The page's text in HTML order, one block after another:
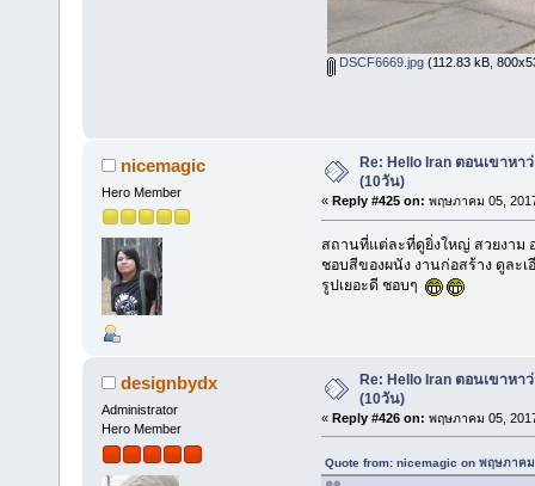
DSCF6669.jpg(112.83 kB,
nicemagic
Hero Member
Re: Hello Iran ตอนเขาห
(10วัน)
« Reply #425 on: พฤษภาคม 05,
สถานที่แต่ละที่ดูยิ่งใหญ่ สวยงาม
ชอบสีของผนัง งานก่อสร้าง ดูละเ
รูปเยอะดี ชอบๆ
designbydx
Administrator
Hero Member
Re: Hello Iran ตอนเขาหา
(10วัน)
« Reply #426 on: พฤษภาคม 05,
Quote from: nicemagic on พฤษภาค